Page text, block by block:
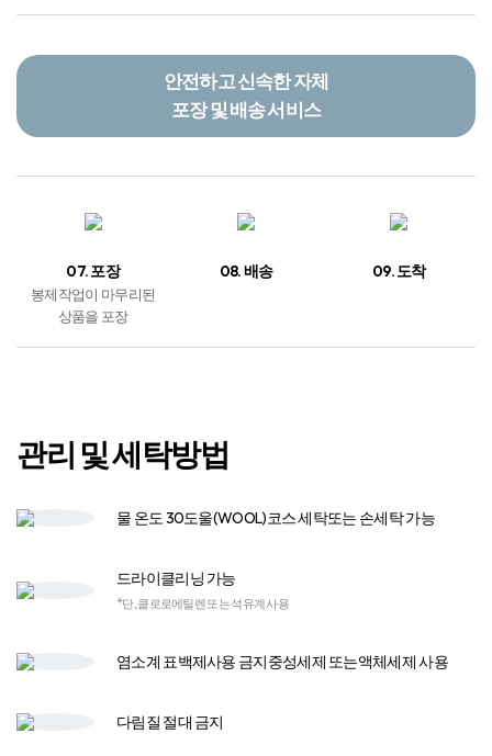
안전하고 신속한 자체
포장 및 배송 서비스
07. 포장
봉제작업이 마무리된
상품을 포장
08. 배송 09. 도착
관리 및 세탁방법
물 온도 30도울(WOOL)코스 세탁또는 손세탁 가능
드라이클리닝 가능
*단, 클로로에틸렌 또는 석유계 사용
염소계 표백제사용 금지중성세제 또는액체세제 사용​
다림질 절대 금지